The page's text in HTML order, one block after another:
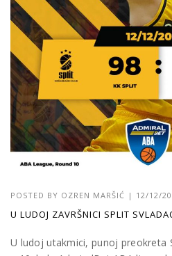
POSTED BY OZREN MARŠIĆ | 12/12/
U LUDOJ ZAVRŠNICI SPLIT
U ludoj utakmici, punoj preokreta